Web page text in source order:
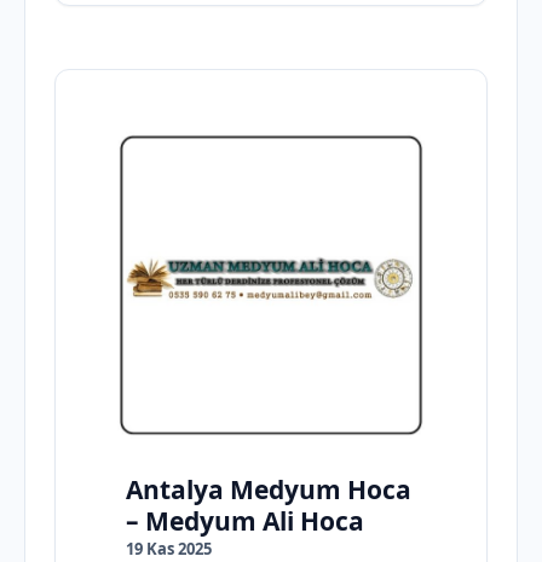
Antalya Medyum Hoca
– Medyum Ali Hoca
19 Kas 2025